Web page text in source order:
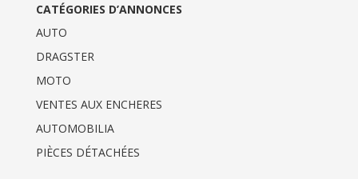
CATÉGORIES D’ANNONCES
AUTO
DRAGSTER
MOTO
VENTES AUX ENCHERES
AUTOMOBILIA
PIÈCES DÉTACHÉES